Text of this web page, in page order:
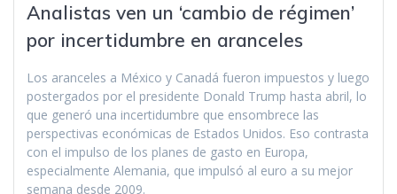
Analistas ven un ‘cambio de régimen’
por incertidumbre en aranceles
Los aranceles a México y Canadá fueron impuestos y luego
postergados por el presidente Donald Trump hasta abril, lo
que generó una incertidumbre que ensombrece las
perspectivas económicas de Estados Unidos. Eso contrasta
con el impulso de los planes de gasto en Europa,
especialmente Alemania, que impulsó al euro a su mejor
semana desde 2009.